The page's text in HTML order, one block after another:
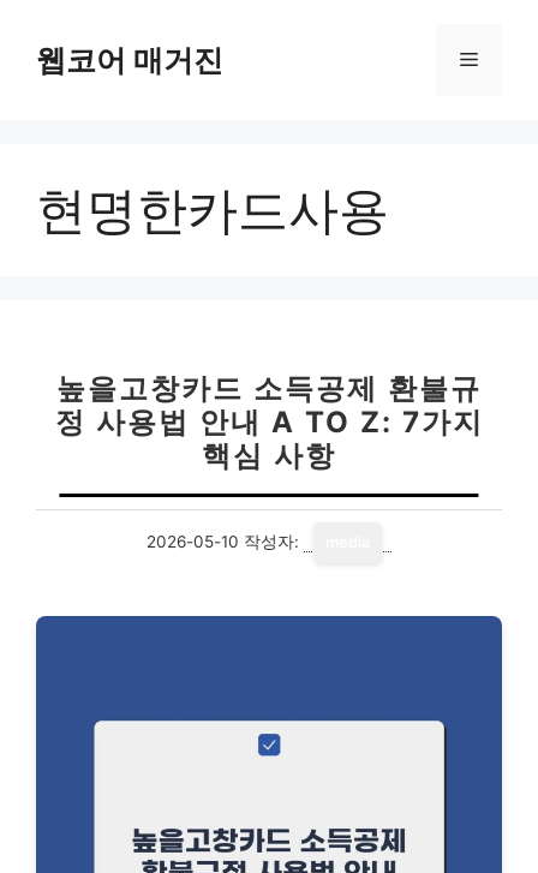
웹코어 매거진 메
현명한카드사용
높을고창카드 소득공제 환불규
정 사용법 안내 A TO Z: 7가지
핵심 사항
2026-05-10 작성자: